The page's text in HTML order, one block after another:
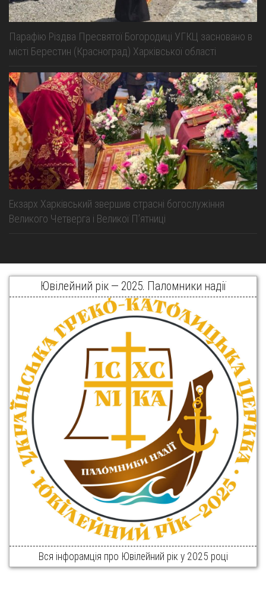
Парафію Різдва Пресвятої Богородиці УГКЦ засновано в
місті Берестин (Красноград) Харківської області
Екзарх Харківський звершив страсні богослужіння
Великого Четверга і Великої Пʼятниці
Ювілейний рік — 2025. Паломники надії
Вся інфорамція про Ювілейний рік у 2025 році